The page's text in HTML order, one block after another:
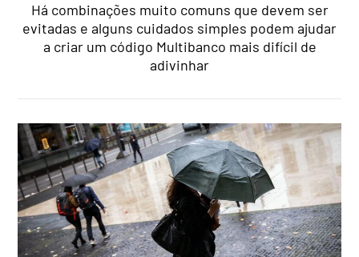
Há combinações muito comuns que devem ser
evitadas e alguns cuidados simples podem ajudar
a criar um código Multibanco mais difícil de
adivinhar